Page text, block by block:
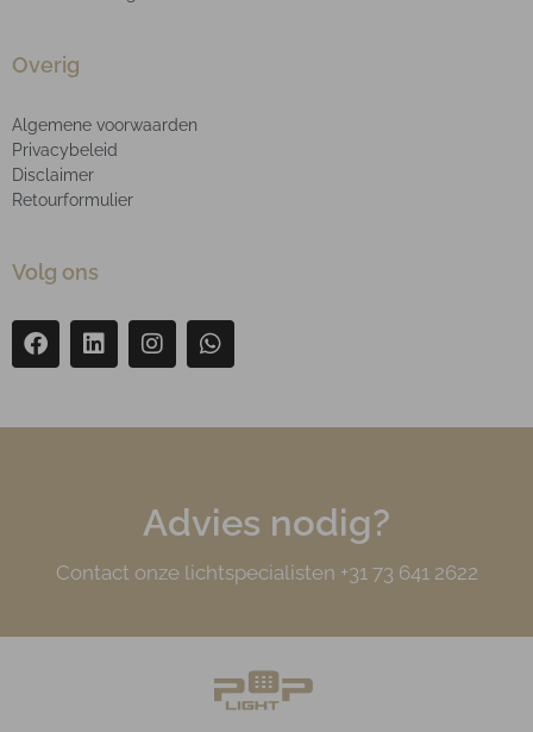
Overig
Algemene voorwaarden
Privacybeleid
Disclaimer
Retourformulier
Volg ons
Advies nodig?
Contact onze lichtspecialisten +31 73 641 2622